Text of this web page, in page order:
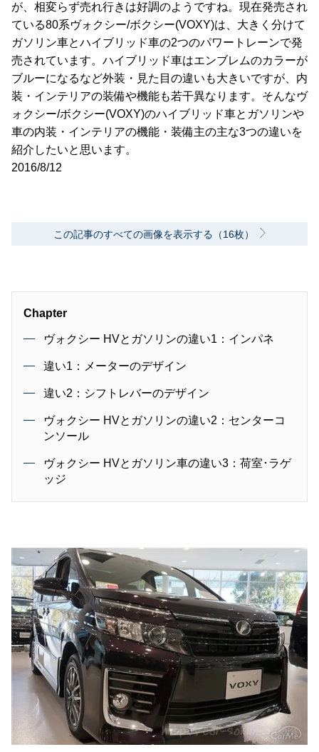
が、相変らず売れ行きは好調のようですね。現在発売され
ている80系ヴォクシー/ボクシー(VOXY)は、大きく分けて
ガソリン車とハイブリッド車の2つのパワートレーンで発
売されています。ハイブリッド車はエンブレムのカラーが
ブルーになるなど外装・見た目の違いも大きいですが、内
装・インテリアの装備や機能も若干異なります。そんなヴ
ォクシー/ボクシー(VOXY)のハイブリッド車とガソリンや
車の内装・インテリアの機能・装備主の主な3つの違いを
紹介したいと思います。
2016/8/12
この記事のすべての画像を表示する（16枚）
Chapter
ヴォクシー HVとガソリンの違い1：インパネ
違い1：メーターのデザイン
違い2：シフトレバーのデザイン
ヴォクシー HVとガソリンの違い2：センターコ
ンソール
ヴォクシー HVとガソリン車の違い3：荷室･ラゲ
ッジ